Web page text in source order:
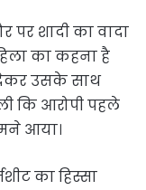
शादी का वादा
का कहना है
देकर उसके साथ
कि आरोपी पहले
आया।
का हिस्सा